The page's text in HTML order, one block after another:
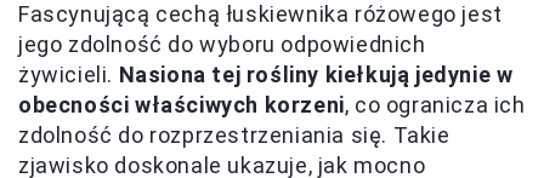
Fascynującą cechą łuskiewnika różowego jest
jego zdolność do wyboru odpowiednich
żywicieli. Nasiona tej rośliny kiełkują jedynie w
obecności właściwych korzeni, co ogranicza ich
zdolność do rozprzestrzeniania się. Takie
zjawisko doskonale ukazuje, jak mocno